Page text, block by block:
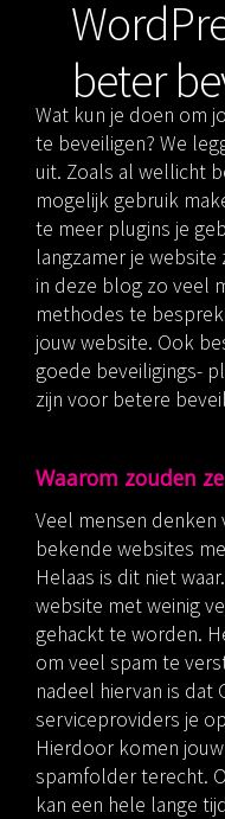
beter
Wat kun je doen om
te beveiligen? We
uit. Zoals al wellicht
mogelijk gebruik
te meer plugins je
langzamer je
in deze blog zo veel
methodes te
jouw website. Ook
goede beveiligings-
zijn voor betere
Waarom zouden
Veel mensen
bekende websites
Helaas is dit niet
website met weinig
gehackt te worden.
om veel spam te
nadeel hiervan is dat
serviceproviders je
Hierdoor komen
spamfolder terecht.
kan een hele lange